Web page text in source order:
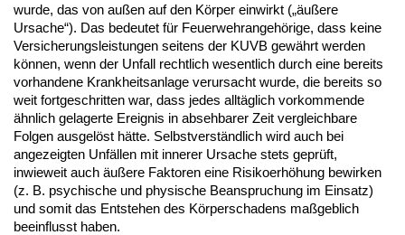
wurde, das von außen auf den Körper einwirkt („äußere
Ursache“). Das bedeutet für Feuerwehrangehörige, dass keine
Versicherungsleistungen seitens der KUVB gewährt werden
können, wenn der Unfall rechtlich wesentlich durch eine bereits
vorhandene Krankheitsanlage verursacht wurde, die bereits so
weit fortgeschritten war, dass jedes alltäglich vorkommende
ähnlich gelagerte Ereignis in absehbarer Zeit vergleichbare
Folgen ausgelöst hätte. Selbstverständlich wird auch bei
angezeigten Unfällen mit innerer Ursache stets geprüft,
inwieweit auch äußere Faktoren eine Risikoerhöhung bewirken
(z. B. psychische und physische Beanspruchung im Einsatz)
und somit das Entstehen des Körperschadens maßgeblich
beeinflusst haben.